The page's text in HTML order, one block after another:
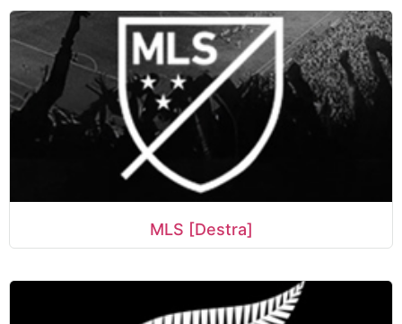
MLS [Destra]